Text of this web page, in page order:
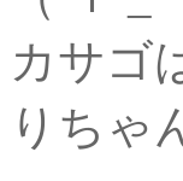
カサゴ
りちゃ